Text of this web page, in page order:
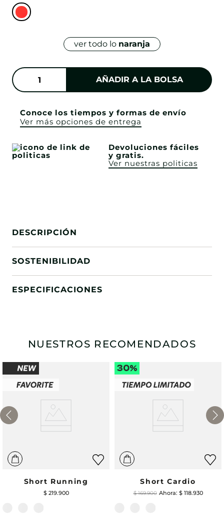
ver todo lo naranja
AÑADIR A LA BOLSA
Conoce los tiempos y formas de envío
Ver más opciones de entrega
Devoluciones fáciles
y gratis.
Ver nuestras politicas
DESCRIPCIÓN
SOSTENIBILIDAD
ESPECIFICACIONES
NUESTROS RECOMENDADOS
Short Running
$ 219.900
Short Cardio
$ 169.900 $ 118.930